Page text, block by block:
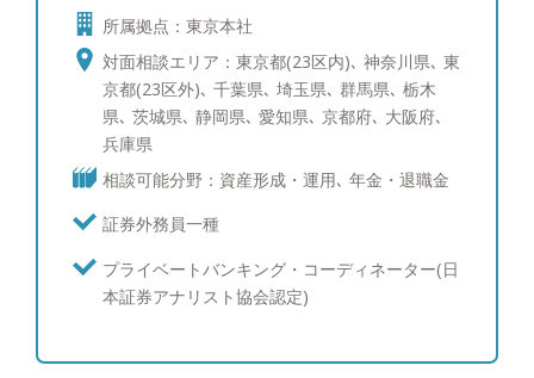
クワクするようなご提案やアドバイスが出来ること
を願っています。
所属拠点：東京本社
対面相談エリア：東京都(23区内)､ 神奈川県､ 東
京都(23区外)､ 千葉県､ 埼玉県､ 群馬県､ 栃木
県､ 茨城県､ 静岡県､ 愛知県､ 京都府､ 大阪府､
兵庫県
相談可能分野：資産形成・運用､ 年金・退職金
証券外務員一種
プライベートバンキング・コーディネーター(日
本証券アナリスト協会認定)